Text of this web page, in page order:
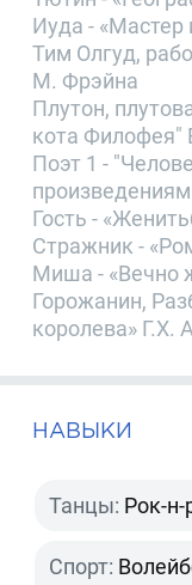
Иуда -
Тим Олгуд,
М. Фрэйна
Плутон,
кота Филофея"
Поэт 1 -
Гость -
Стражник -
Миша - «Вечно
Горожанин,
королева» Г.Х.
НАВЫКИ
Танцы: Рок-н-
Спорт: